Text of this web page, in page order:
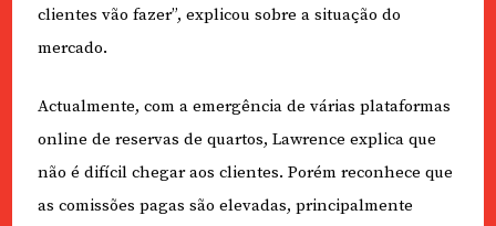
clientes vão fazer”, explicou sobre a situação do
mercado.
Actualmente, com a emergência de várias plataformas
online de reservas de quartos, Lawrence explica que
não é difícil chegar aos clientes. Porém reconhece que
as comissões pagas são elevadas, principalmente